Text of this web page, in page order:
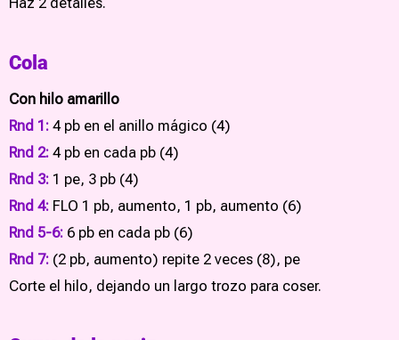
Cola
Con hilo amarillo
Rnd 1: 4 pb en el anillo mágico (4)
Rnd 2: 4 pb en cada pb (4)
Rnd 3: 1 pe, 3 pb (4)
Rnd 4: FLO 1 pb, aumento, 1 pb, aumento (6)
Rnd 5-6: 6 pb en cada pb (6)
Rnd 7: (2 pb, aumento) repite 2 veces (8), pe
Corte el hilo, dejando un largo trozo para coser.